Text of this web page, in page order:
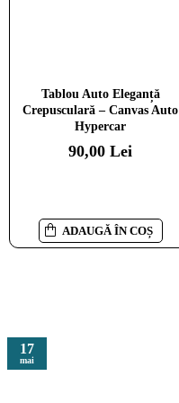
Tablou Moto Esența Nostalgiei
– Canvas Scuter Vespa Roșu
90,00 Lei
ADAUGĂ ÎN COȘ
Tablou Auto Eleganță
Crepusculară – Canvas Auto
Hypercar
90,00 Lei
ADAUGĂ ÎN COȘ
17
mai